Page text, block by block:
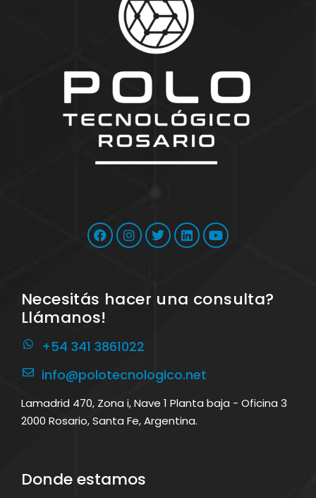
Necesitás hacer una consulta?
Llámanos!
+54 341 3861022
info@polotecnologico.net
Lamadrid 470, Zona i, Nave 1 Planta baja - Oficina 3
2000 Rosario, Santa Fe, Argentina.
Donde estamos